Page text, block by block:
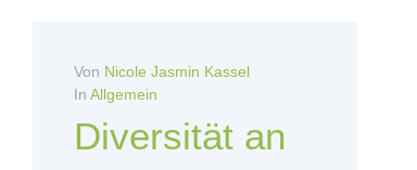
Von Nicole Jasmin Kassel
In Allgemein
Diversität an